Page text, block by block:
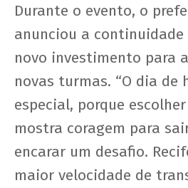
Durante o evento, o
anunciou a
novo investimento para
novas turmas. “O dia de
especial, porque
mostra coragem para
encarar um desafio.
maior velocidade de